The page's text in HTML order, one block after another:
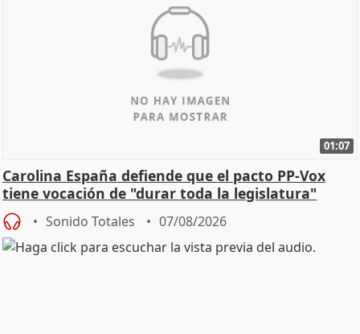
01:07
Carolina España defiende que el pacto PP-Vox
tiene vocación de "durar toda la legislatura"
Sonido Totales 07/08/2026